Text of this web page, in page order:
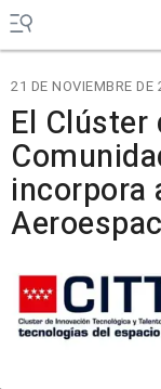
21 DE NOVIEMBRE DE
El Clúster
incorpora